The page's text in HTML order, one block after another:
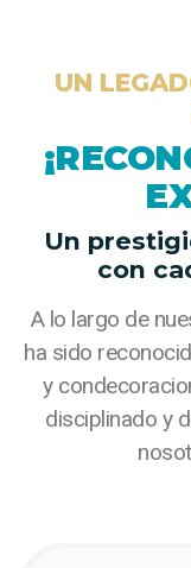
UN
Un
con
A lo largo de
ha sido
y
disciplinado y